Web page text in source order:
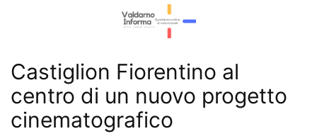
Castiglion Fiorentino al
centro di un nuovo progetto
cinematografico